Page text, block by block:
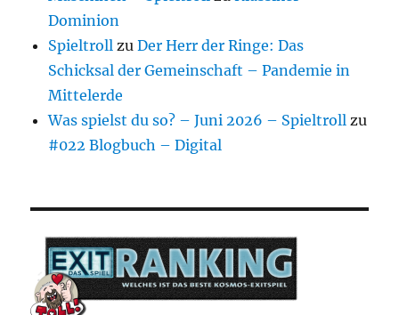
Dominion
Spieltroll zuDer Herr der Ringe: Das
Schicksal der Gemeinschaft – Pandemie in
Mittelerde
Was spielst du so? – Juni 2026 – Spieltroll zu
#022 Blogbuch – Digital